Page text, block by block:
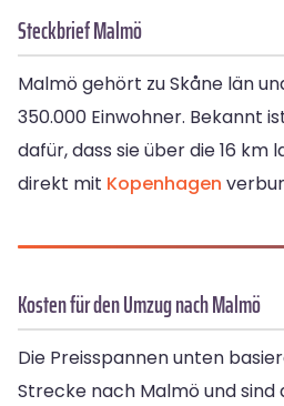
Steckbrief Malmö
Malmö gehört zu Skåne län
350.000 Einwohner. Bekannt
dafür, dass sie über die 16 km
direkt mit Kopenhagen
Kosten für den Umzug nach Malmö
Die Preisspannen unten
Strecke nach Malmö und sind